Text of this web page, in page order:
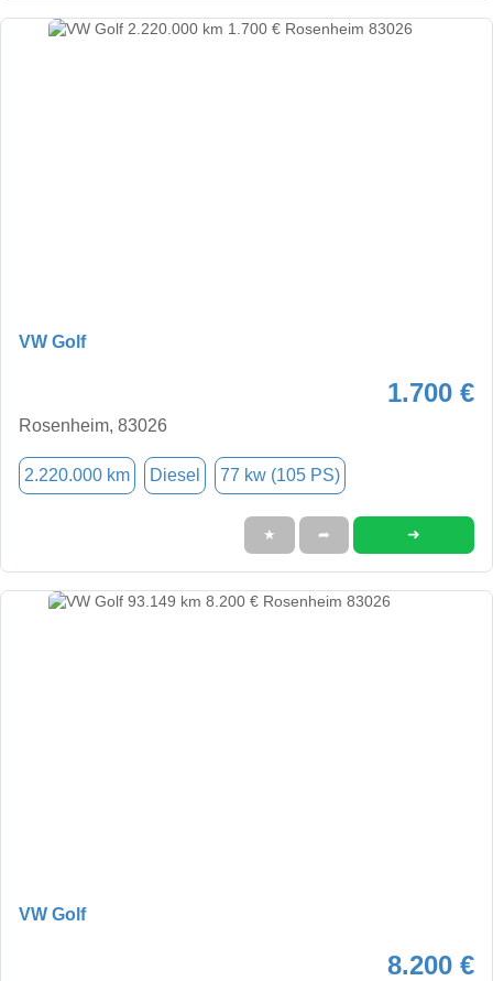
VW Golf
1.700 €
Rosenheim, 83026
2.220.000 km Diesel 77 kw (105 PS)
★ ➦ ➜
VW Golf
8.200 €